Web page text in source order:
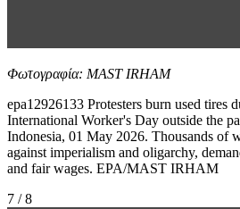
Φωτογραφία: MAST IRHAM
epa12926133 Protesters burn used tires
International Worker's Day outside the
Indonesia, 01 May 2026. Thousands of
against imperialism and oligarchy,
and fair wages. EPA/MAST IRHAM
7 / 8